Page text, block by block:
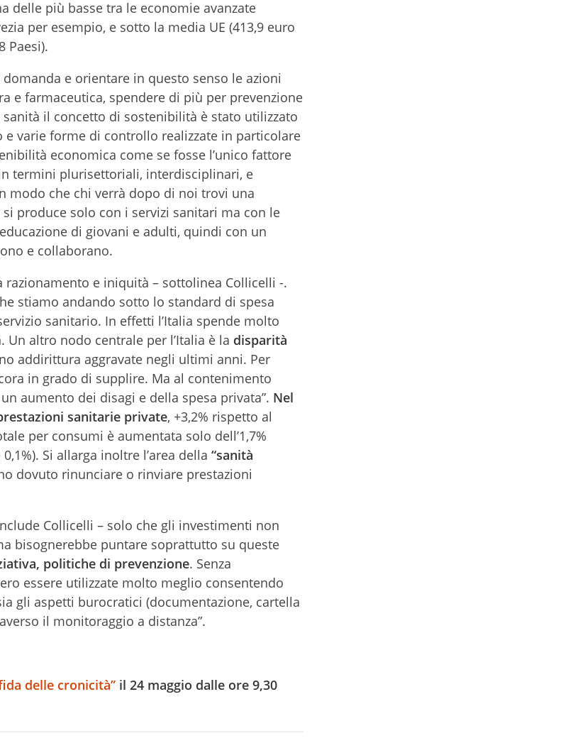
delle più basse tra le economie avanzate
per esempio, e sotto la media UE (413,9 euro
Paesi).
e orientare in questo senso le azioni
e farmaceutica, spendere di più per prevenzione
il concetto di sostenibilità è stato utilizzato
varie forme di controllo realizzate in particolare
economica come se fosse l’unico fattore
termini plurisettoriali, interdisciplinari, e
modo che chi verrà dopo di noi trovi una
produce solo con i servizi sanitari ma con le
di giovani e adulti, quindi con un
e collaborano.
e iniquità – sottolinea Collicelli -.
stiamo andando sotto lo standard di spesa
sanitario. In effetti l’Italia spende molto
altro nodo centrale per l’Italia è la disparità
addirittura aggravate negli ultimi anni. Per
in grado di supplire. Ma al contenimento
aumento dei disagi e della spesa privata”. Nel
sanitarie private, +3,2% rispetto al
per consumi è aumentata solo dell’1,7%
Si allarga inoltre l’area della “sanità
dovuto rinunciare o rinviare prestazioni
Collicelli – solo che gli investimenti non
bisognerebbe puntare soprattutto su queste
politiche di prevenzione. Senza
essere utilizzate molto meglio consentendo
gli aspetti burocratici (documentazione, cartella
il monitoraggio a distanza”.
delle cronicità” il 24 maggio dalle ore 9,30